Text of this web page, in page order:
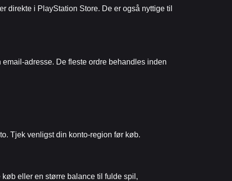
direkte i PlayStation Store. De er også nyttige til
adresse. De fleste ordre behandles inden
Tjek venligst din konto-region før køb.
eller en større balance til fulde spil,